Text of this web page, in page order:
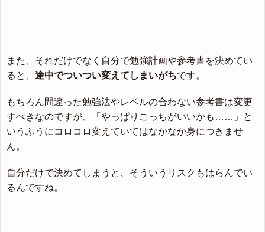
また、それだけでなく自分で勉強計画や参考書を決めてい
ると、 途中でついつい変えてしまいがちです。
もちろん間違った勉強法やレベルの合わない参考書は変更
すべきなのですが、「やっぱりこっちがいいかも……」と
いうふうにコロコロ変えていてはなかなか身につきませ
ん。
自分だけで決めてしまうと、そういうリスクもはらんでい
るんですね。